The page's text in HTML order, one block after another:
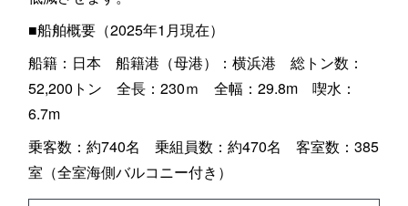
■船舶概要（2025年1月現在）
船籍：日本 船籍港（母港）：横浜港 総トン数：
52,200トン 全長：230ｍ 全幅：29.8m 喫水：
6.7m
乗客数：約740名 乗組員数：約470名 客室数：385
室（全室海側バルコニー付き）